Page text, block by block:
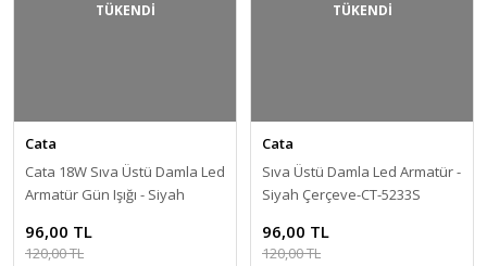
TÜKENDİ
Cata
Cata 18W Sıva Üstü Damla Led
Armatür Gün Işığı - Siyah
96,00 TL
120,00 TL
TÜKENDİ
Cata
Sıva Üstü Damla Led Armatür -
Siyah Çerçeve-CT-5233S
96,00 TL
120,00 TL